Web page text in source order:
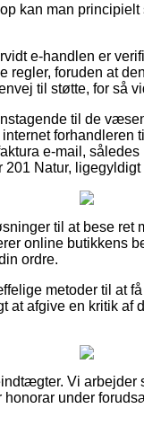
kan man
e-handlen er
regler, foruden at
til støtte, for så
til de
e-mail,
Natur,
til at bese ret
online butikkens
ordre.
metoder til at
at afgive en kritik af
Vi arbejder
under